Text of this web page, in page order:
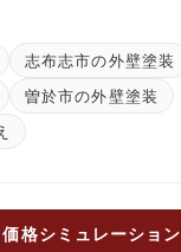
志布志市の外壁塗装
曽於市の外壁塗装
価格シミュレーション